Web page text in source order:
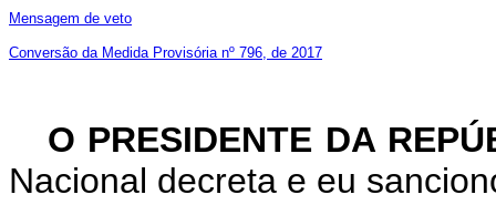
Mensagem de veto
Conversão da Medida Provisória nº 796, de 2017
O PRESIDENTE DA
Nacional decreta e eu